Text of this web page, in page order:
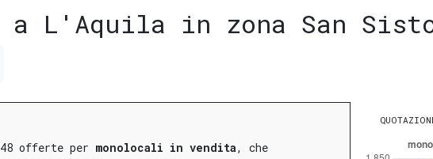
L'Aquila in zona San
offerte per monolocali in vendita, che